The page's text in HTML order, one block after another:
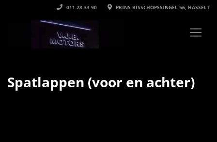
011 28 33 90 PRINS BISSCHOPSSINGEL 56, HASSELT
Spatlappen (voor en achter)